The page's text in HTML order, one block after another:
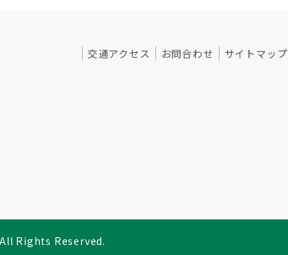
交通アクセス お問合わせ サイトマップ
Rights Reserved.